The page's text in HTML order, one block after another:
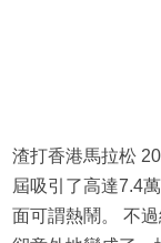
渣打香港馬拉松
屆吸引了高達7.4
面可謂熱鬧。 不